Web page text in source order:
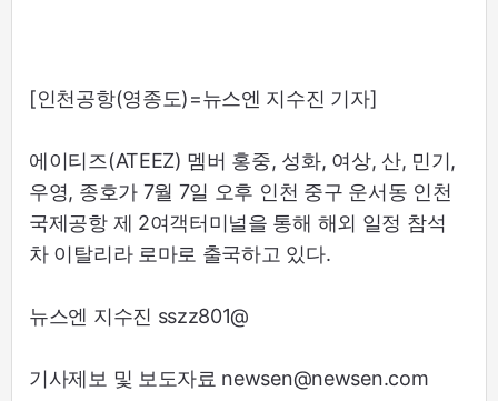
[인천공항(영종도)=뉴스엔 지수진 기자]
에이티즈(ATEEZ) 멤버 홍중, 성화, 여상, 산, 민기,
우영, 종호가 7월 7일 오후 인천 중구 운서동 인천
국제공항 제 2여객터미널을 통해 해외 일정 참석
차 이탈리라 로마로 출국하고 있다.
뉴스엔 지수진 sszz801@
기사제보 및 보도자료 newsen@newsen.com